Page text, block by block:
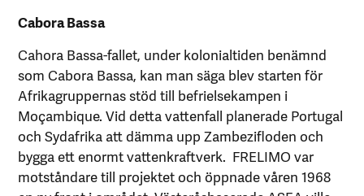
Cabora Bassa
Cahora Bassa-fallet, under kolonialtiden benämnd
som Cabora Bassa, kan man säga blev starten för
Afrikagruppernas stöd till befrielsekampen i
Moçambique. Vid detta vattenfall planerade Portugal
och Sydafrika att dämma upp Zambezifloden och
bygga ett enormt vattenkraftverk. FRELIMO var
motståndare till projektet och öppnade våren 1968